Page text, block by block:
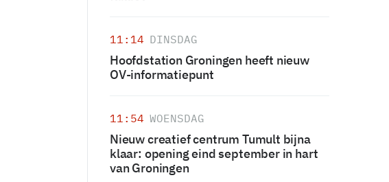
11:14 DINSDAG
Hoofdstation Groningen heeft nieuw
OV-informatiepunt
11:54 WOENSDAG
Nieuw creatief centrum Tumult bijna
klaar: opening eind september in hart
van Groningen